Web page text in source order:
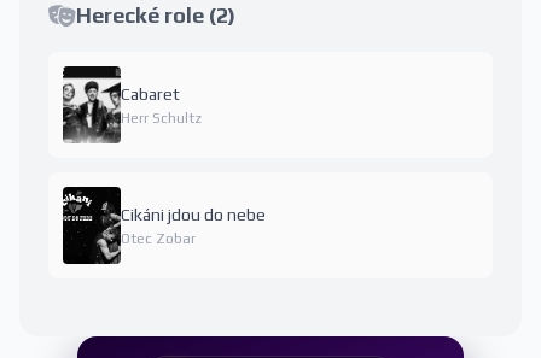
Herecké role (2)
Cabaret
Herr Schultz
Cikáni jdou do nebe
Otec Zobar